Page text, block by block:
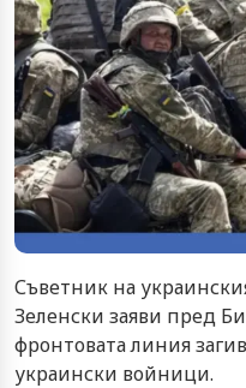
Съветник на
Зеленски заяви пред
фронтовата линия
украински войници.